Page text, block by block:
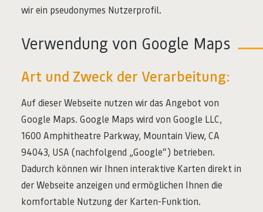
wir ein pseudonymes Nutzerprofil.
Verwendung von Google Maps
Art und Zweck der Verarbeitung:
Auf dieser Webseite nutzen wir das Angebot von
Google Maps. Google Maps wird von Google LLC,
1600 Amphitheatre Parkway, Mountain View, CA
94043, USA (nachfolgend „Google“) betrieben.
Dadurch können wir Ihnen interaktive Karten direkt in
der Webseite anzeigen und ermöglichen Ihnen die
komfortable Nutzung der Karten-Funktion.